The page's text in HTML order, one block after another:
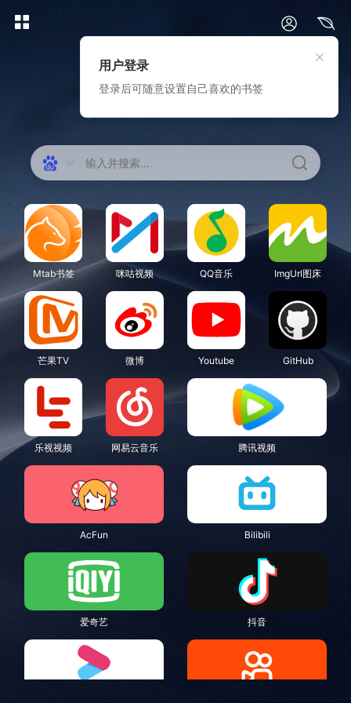
14:24:22
Mtab书签 咪咕视频 QQ音乐 ImgUrl图床
芒果TV 微博 Youtube GitHub
乐视视频 网易云音乐 腾讯视频
AcFun Bilibili
爱奇艺 抖音
用户登录
登录后可随意设置自己喜欢的书签